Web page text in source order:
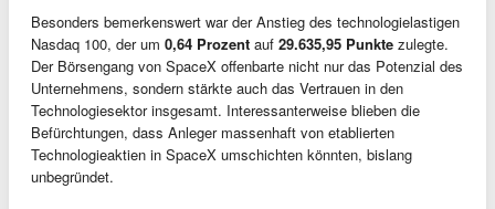
Besonders bemerkenswert war der Anstieg des technologielastigen
Nasdaq 100, der um 0,64 Prozent auf 29.635,95 Punkte zulegte.
Der Börsengang von SpaceX offenbarte nicht nur das Potenzial des
Unternehmens, sondern stärkte auch das Vertrauen in den
Technologiesektor insgesamt. Interessanterweise blieben die
Befürchtungen, dass Anleger massenhaft von etablierten
Technologieaktien in SpaceX umschichten könnten, bislang
unbegründet.